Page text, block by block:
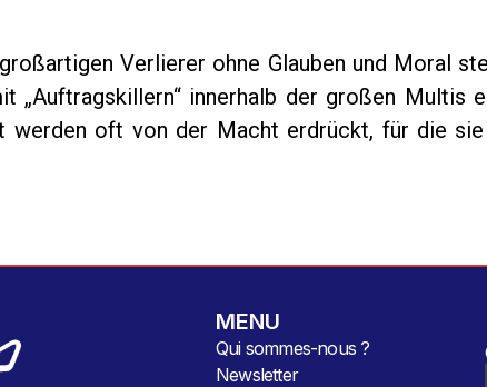
Verlierer ohne Glauben und Moral
„Auftragskillern“ innerhalb der großen
werden oft von der Macht erdrückt, für die
MENU
Qui sommes-nous ?
Newsletter